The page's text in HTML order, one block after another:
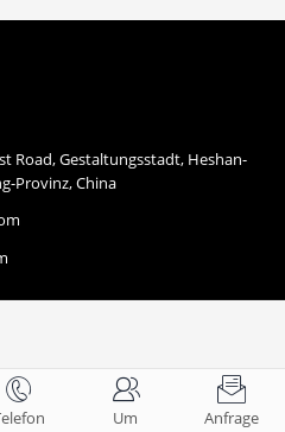
Road, Gestaltungsstadt, Heshan-
Provinz, China
 
Um

Anfrage